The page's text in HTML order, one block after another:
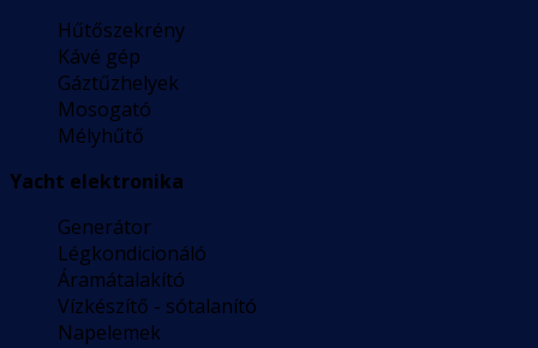
Hűtőszekrény
Kávé gép
Gáztűzhelyek
Mosogató
Mélyhűtő
Yacht elektronika
Generátor
Légkondicionáló
Áramátalakító
Vízkészítő - sótalanító
Napelemek